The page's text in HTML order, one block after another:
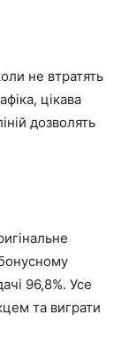
не втратять
цікава
дозволять
96,8%. Усе
та виграти